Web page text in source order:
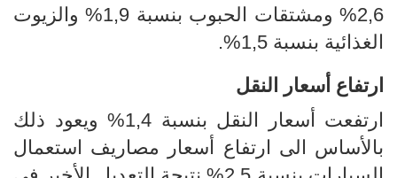
2,6% ومشتقات الحبوب بنسبة 1,9% والزيوت
الغذائية بنسبة 1,5%.
ارتفاع أسعار النقل
ارتفعت أسعار النقل بنسبة 1,4% ويعود ذلك
بالأساس الى ارتفاع أسعار مصاريف استعمال